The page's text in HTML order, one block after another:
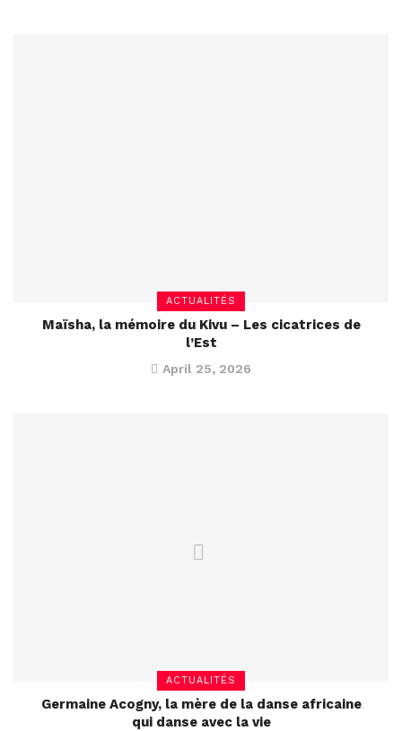
ACTUALITÉS
Maïsha, la mémoire du Kivu – Les cicatrices de
l’Est
April 25, 2026
ACTUALITÉS
Germaine Acogny, la mère de la danse africaine
qui danse avec la vie